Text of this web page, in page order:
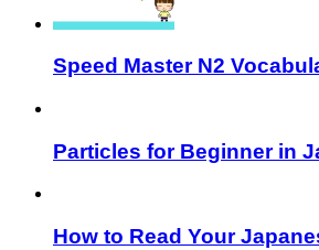
Speed Master N2
Particles for Beginner in
How to Read Your